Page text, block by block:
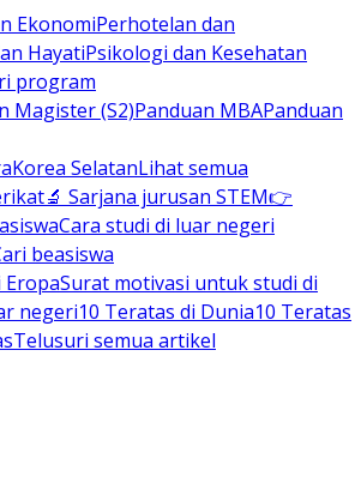
EkonomiPerhotelan dan
HayatiPsikologi dan Kesehatan
program
Magister (S2)Panduan MBAPanduan
Korea SelatanLihat semua
🔬 Sarjana jurusan STEM👉
Cara studi di luar negeri
beasiswa
Surat motivasi untuk studi di
negeri10 Teratas di Dunia10 Teratas
Telusuri semua artikel